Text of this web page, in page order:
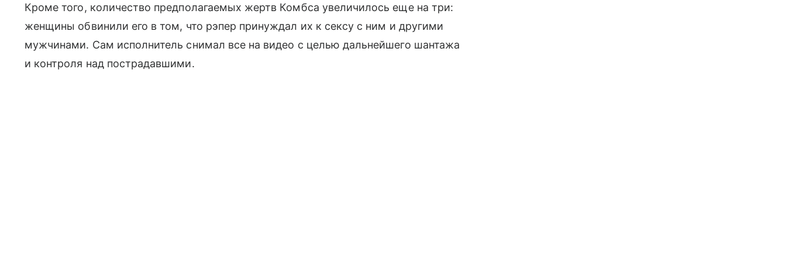
Кроме того, количество предполагаемых жертв Комбса увеличилось еще на три:
женщины обвинили его в том, что рэпер принуждал их к сексу с ним и другими
мужчинами. Сам исполнитель снимал все на видео с целью дальнейшего шантажа
и контроля над пострадавшими.